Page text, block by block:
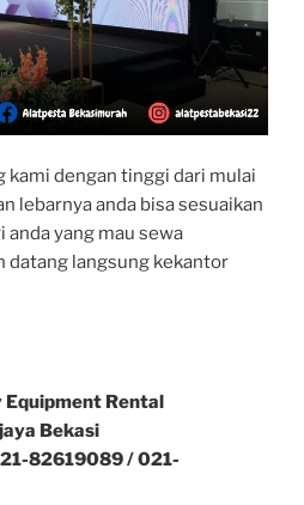
kami dengan tinggi dari mulai
lebarnya anda bisa sesuaikan
anda yang mau sewa
datang langsung kekantor
Equipment Rental
Bekasi
82619089 / 021-